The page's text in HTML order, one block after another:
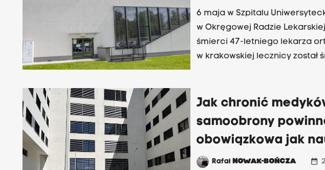
6 maja w Szpitalu
w Okręgowej Radzie
śmierci 47-letniego lekarza
w krakowskiej lecznicy został
Jak chronić
samoobrony
obowiązkowa jak
RafałNOWAK-BOŃCZA date_range